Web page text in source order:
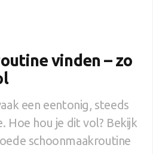
vinden – zo
een eentonig, steeds
Hoe hou je dit vol? Bekijk
schoonmaakroutine